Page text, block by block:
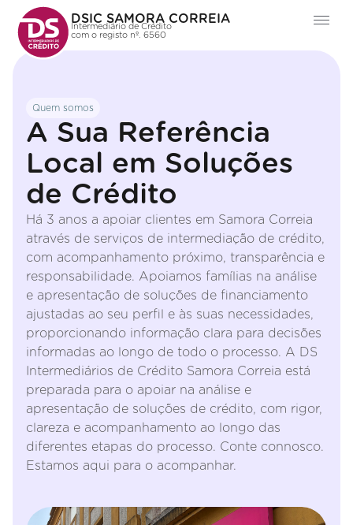
DSIC SAMORA CORREIA
Intermediário de Crédito
com o registo nº. 6560
Quem somos
A Sua Referência
Local em Soluções
de Crédito
Há 3 anos a apoiar clientes em Samora Correia
através de serviços de intermediação de crédito,
com acompanhamento próximo, transparência e
responsabilidade. Apoiamos famílias na análise
e apresentação de soluções de financiamento
ajustadas ao seu perfil e às suas necessidades,
proporcionando informação clara para decisões
informadas ao longo de todo o processo. A DS
Intermediários de Crédito Samora Correia está
preparada para o apoiar na análise e
apresentação de soluções de crédito, com rigor,
clareza e acompanhamento ao longo das
diferentes etapas do processo. Conte connosco.
Estamos aqui para o acompanhar.